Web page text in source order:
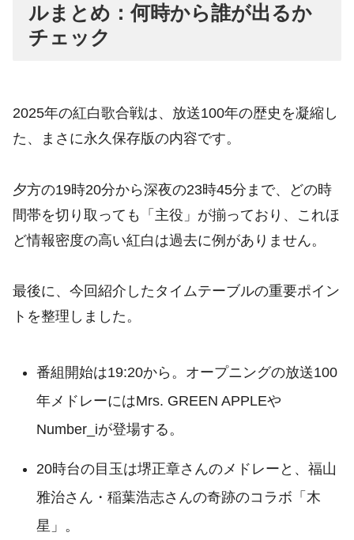
ルまとめ：何時から誰が出るか
チェック
2025年の紅白歌合戦は、放送100年の歴史を凝縮し
た、まさに永久保存版の内容です。
夕方の19時20分から深夜の23時45分まで、どの時
間帯を切り取っても「主役」が揃っており、これほ
ど情報密度の高い紅白は過去に例がありません。
最後に、今回紹介したタイムテーブルの重要ポイン
トを整理しました。
番組開始は19:20から。オープニングの放送100
年メドレーにはMrs. GREEN APPLEや
Number_iが登場する。
20時台の目玉は堺正章さんのメドレーと、福山
雅治さん・稲葉浩志さんの奇跡のコラボ「木
星」。